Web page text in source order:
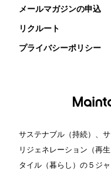
メールマガジンの申込
リクルート
プライバシーポリシー
サステナブル（持続）、
リジェネレーション（再
タイル（暮らし）の５ジ